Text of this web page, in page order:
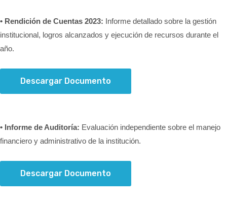
• Rendición de Cuentas 2023: Informe detallado sobre la gestión
institucional, logros alcanzados y ejecución de recursos durante el
año.
Descargar Documento
• Informe de Auditoría: Evaluación independiente sobre el manejo
financiero y administrativo de la institución.
Descargar Documento